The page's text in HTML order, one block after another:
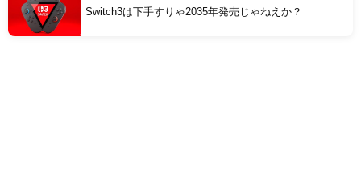
Switch3は下手すりゃ2035年発売じゃねえか？